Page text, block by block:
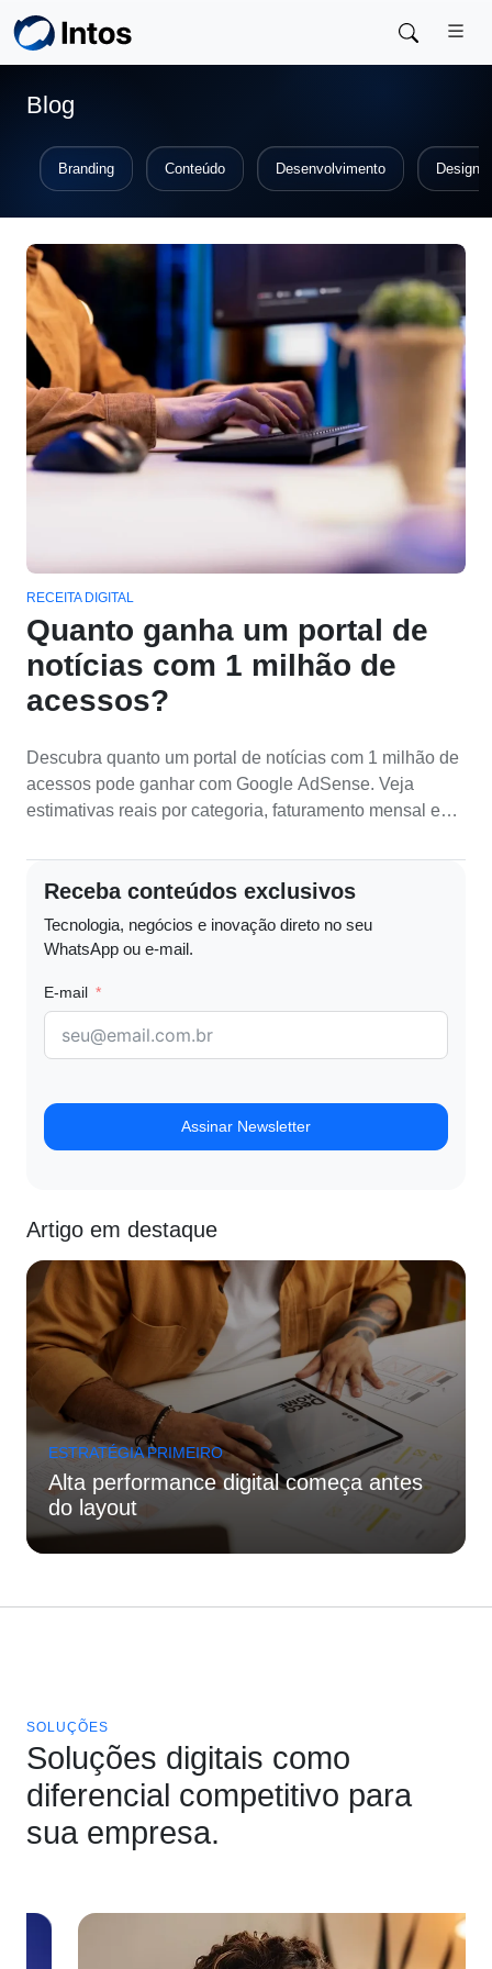
Skip to main content
Blog
Branding Conteúdo Desenvolvimento Design
RECEITA DIGITAL
Quanto ganha um portal de
notícias com 1 milhão de
acessos?
Descubra quanto um portal de notícias com 1 milhão de
acessos pode ganhar com Google AdSense. Veja
estimativas reais por categoria, faturamento mensal em
Receba conteúdos exclusivos
Tecnologia, negócios e inovação direto no seu
WhatsApp ou e-mail.
E-mail
Assinar Newsletter
Artigo em destaque
ESTRATÉGIA PRIMEIRO
Alta performance digital começa antes
do layout
SOLUÇÕES
Soluções digitais como
diferencial competitivo para
sua empresa.